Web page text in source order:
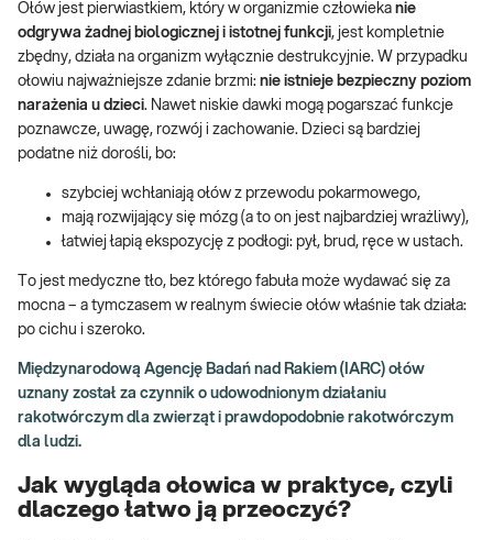
Ołów jest pierwiastkiem, który w organizmie człowieka nie
odgrywa żadnej biologicznej i istotnej funkcji, jest kompletnie
zbędny, działa na organizm wyłącznie destrukcyjnie. W przypadku
ołowiu najważniejsze zdanie brzmi: nie istnieje bezpieczny poziom
narażenia u dzieci. Nawet niskie dawki mogą pogarszać funkcje
poznawcze, uwagę, rozwój i zachowanie. Dzieci są bardziej
podatne niż dorośli, bo:
szybciej wchłaniają ołów z przewodu pokarmowego,
mają rozwijający się mózg (a to on jest najbardziej wrażliwy),
łatwiej łapią ekspozycję z podłogi: pył, brud, ręce w ustach.
To jest medyczne tło, bez którego fabuła może wydawać się za
mocna – a tymczasem w realnym świecie ołów właśnie tak działa:
po cichu i szeroko.
Międzynarodową Agencję Badań nad Rakiem (IARC) ołów
uznany został za czynnik o udowodnionym działaniu
rakotwórczym dla zwierząt i prawdopodobnie rakotwórczym
dla ludzi.
Jak wygląda ołowica w praktyce, czyli
dlaczego łatwo ją przeoczyć?